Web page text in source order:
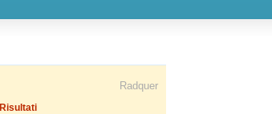
Radquer
Risultati